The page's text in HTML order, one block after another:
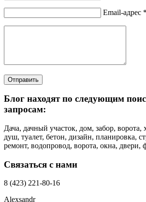
Email-адрес *
Отправить
Блог находят по следующим
запросам:
Дача, дачный участок, дом, забор, ворота,
душ, туалет, бетон, дизайн, планировка,
ремонт, водопровод, ворота, окна, двери,
Связаться с нами
8 (423) 221-80-16
Alexsandr